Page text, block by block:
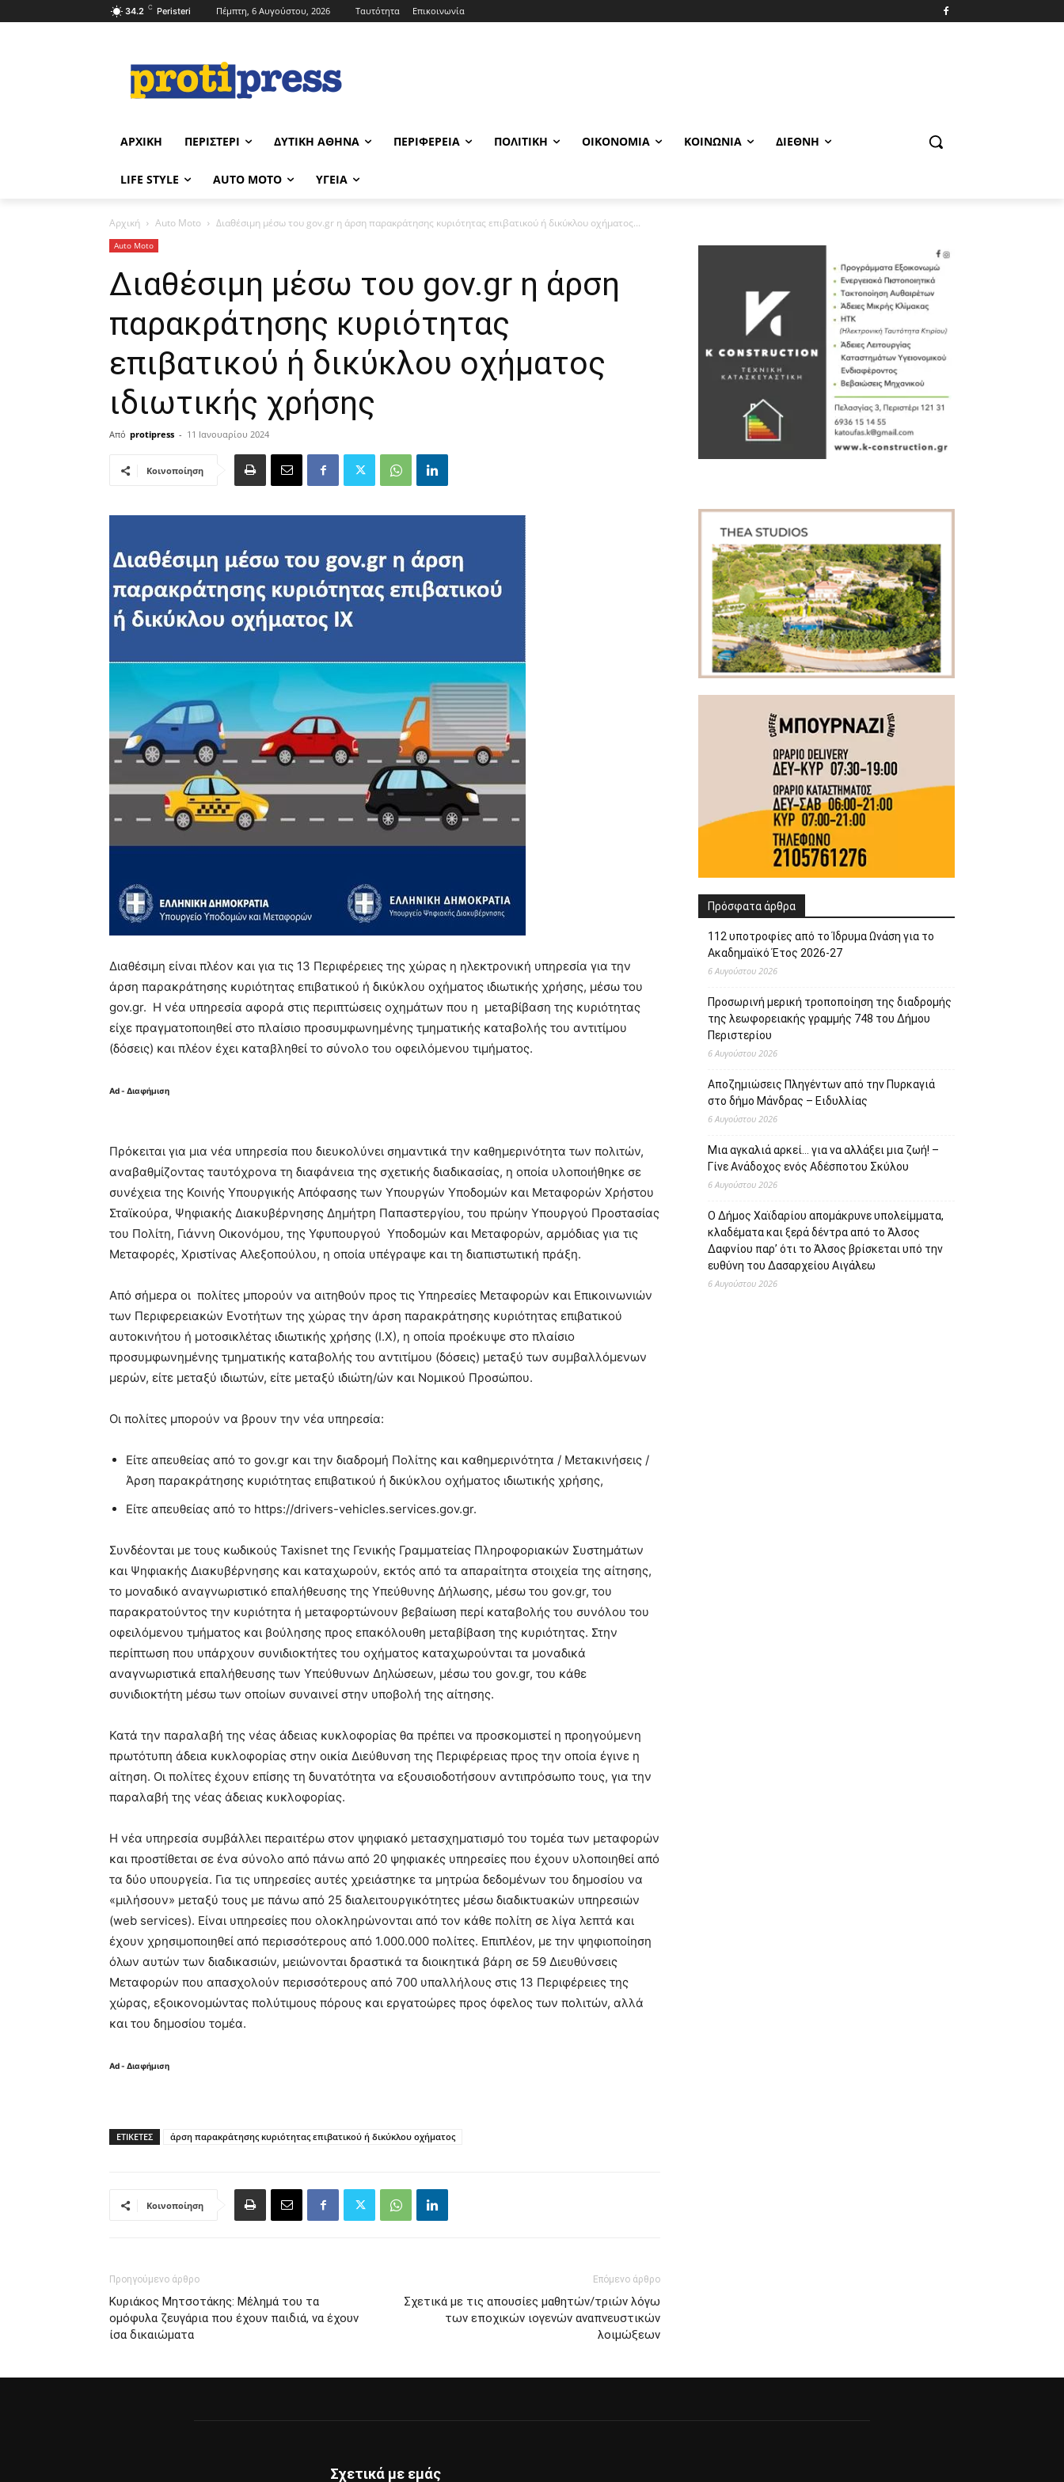
34.2 C Peristeri Πέμπτη, 6 Αυγούστου, 2026 Ταυτότητα Επικοινωνία
ΑΡΧΙΚΉ ΠΕΡΙΣΤΈΡΙ ΔΥΤΙΚΉ ΑΘΉΝΑ ΠΕΡΙΦΈΡΕΙΑ ΠΟΛΙΤΙΚΉ ΟΙΚΟΝΟΜΊΑ ΚΟΙΝΩΝΊΑ ΔΙΕΘΝΉ
LIFE STYLE AUTO MOTO ΥΓΕΊΑ
Αρχική Auto Moto Διαθέσιμη μέσω του gov.gr η άρση παρακράτησης κυριότητας επιβατικού ή δικύκλου οχήματος...
Auto Moto
Διαθέσιμη μέσω του gov.gr η άρση
παρακράτησης κυριότητας
επιβατικού ή δικύκλου οχήματος
ιδιωτικής χρήσης
Από protipress - 11 Ιανουαρίου 2024
Κοινοποίηση
Διαθέσιμη είναι πλέον και για τις 13 Περιφέρειες της χώρας η ηλεκτρονική υπηρεσία για την
άρση παρακράτησης κυριότητας επιβατικού ή δικύκλου οχήματος ιδιωτικής χρήσης, μέσω του
gov.gr. Η νέα υπηρεσία αφορά στις περιπτώσεις οχημάτων που η μεταβίβαση της κυριότητας
είχε πραγματοποιηθεί στο πλαίσιο προσυμφωνημένης τμηματικής καταβολής του αντιτίμου
(δόσεις) και πλέον έχει καταβληθεί το σύνολο του οφειλόμενου τιμήματος.
Ad - Διαφήμιση
Πρόκειται για μια νέα υπηρεσία που διευκολύνει σημαντικά την καθημερινότητα των πολιτών,
αναβαθμίζοντας ταυτόχρονα τη διαφάνεια της σχετικής διαδικασίας, η οποία υλοποιήθηκε σε
συνέχεια της Κοινής Υπουργικής Απόφασης των Υπουργών Υποδομών και Μεταφορών Χρήστου
Σταϊκούρα, Ψηφιακής Διακυβέρνησης Δημήτρη Παπαστεργίου, του πρώην Υπουργού Προστασίας
του Πολίτη, Γιάννη Οικονόμου, της Υφυπουργού Υποδομών και Μεταφορών, αρμόδιας για τις
Μεταφορές, Χριστίνας Αλεξοπούλου, η οποία υπέγραψε και τη διαπιστωτική πράξη.
Από σήμερα οι πολίτες μπορούν να αιτηθούν προς τις Υπηρεσίες Μεταφορών και Επικοινωνιών
των Περιφερειακών Ενοτήτων της χώρας την άρση παρακράτησης κυριότητας επιβατικού
αυτοκινήτου ή μοτοσικλέτας ιδιωτικής χρήσης (Ι.Χ), η οποία προέκυψε στο πλαίσιο
προσυμφωνημένης τμηματικής καταβολής του αντιτίμου (δόσεις) μεταξύ των συμβαλλόμενων
μερών, είτε μεταξύ ιδιωτών, είτε μεταξύ ιδιώτη/ών και Νομικού Προσώπου.
Οι πολίτες μπορούν να βρουν την νέα υπηρεσία:
Είτε απευθείας από το gov.gr και την διαδρομή Πολίτης και καθημερινότητα / Μετακινήσεις /
Άρση παρακράτησης κυριότητας επιβατικού ή δικύκλου οχήματος ιδιωτικής χρήσης,
Είτε απευθείας από το https://drivers-vehicles.services.gov.gr.
Συνδέονται με τους κωδικούς Taxisnet της Γενικής Γραμματείας Πληροφοριακών Συστημάτων
και Ψηφιακής Διακυβέρνησης και καταχωρούν, εκτός από τα απαραίτητα στοιχεία της αίτησης,
το μοναδικό αναγνωριστικό επαλήθευσης της Υπεύθυνης Δήλωσης, μέσω του gov.gr, του
παρακρατούντος την κυριότητα ή μεταφορτώνουν βεβαίωση περί καταβολής του συνόλου του
οφειλόμενου τμήματος και βούλησης προς επακόλουθη μεταβίβαση της κυριότητας. Στην
περίπτωση που υπάρχουν συνιδιοκτήτες του οχήματος καταχωρούνται τα μοναδικά
αναγνωριστικά επαλήθευσης των Υπεύθυνων Δηλώσεων, μέσω του gov.gr, του κάθε
συνιδιοκτήτη μέσω των οποίων συναινεί στην υποβολή της αίτησης.
Κατά την παραλαβή της νέας άδειας κυκλοφορίας θα πρέπει να προσκομιστεί η προηγούμενη
πρωτότυπη άδεια κυκλοφορίας στην οικία Διεύθυνση της Περιφέρειας προς την οποία έγινε η
αίτηση. Οι πολίτες έχουν επίσης τη δυνατότητα να εξουσιοδοτήσουν αντιπρόσωπο τους, για την
παραλαβή της νέας άδειας κυκλοφορίας.
Η νέα υπηρεσία συμβάλλει περαιτέρω στον ψηφιακό μετασχηματισμό του τομέα των μεταφορών
και προστίθεται σε ένα σύνολο από πάνω από 20 ψηφιακές υπηρεσίες που έχουν υλοποιηθεί από
τα δύο υπουργεία. Για τις υπηρεσίες αυτές χρειάστηκε τα μητρώα δεδομένων του δημοσίου να
«μιλήσουν» μεταξύ τους με πάνω από 25 διαλειτουργικότητες μέσω διαδικτυακών υπηρεσιών
(web services). Είναι υπηρεσίες που ολοκληρώνονται από τον κάθε πολίτη σε λίγα λεπτά και
έχουν χρησιμοποιηθεί από περισσότερους από 1.000.000 πολίτες. Επιπλέον, με την ψηφιοποίηση
όλων αυτών των διαδικασιών, μειώνονται δραστικά τα διοικητικά βάρη σε 59 Διευθύνσεις
Μεταφορών που απασχολούν περισσότερους από 700 υπαλλήλους στις 13 Περιφέρειες της
χώρας, εξοικονομώντας πολύτιμους πόρους και εργατοώρες προς όφελος των πολιτών, αλλά
και του δημοσίου τομέα.
Ad - Διαφήμιση
ΕΤΙΚΈΤΕΣ άρση παρακράτησης κυριότητας επιβατικού ή δικύκλου οχήματος
Κοινοποίηση
Προηγούμενο άρθρο
Κυριάκος Μητσοτάκης: Μέλημά του τα
ομόφυλα ζευγάρια που έχουν παιδιά, να έχουν
ίσα δικαιώματα
Επόμενο άρθρο
Σχετικά με τις απουσίες μαθητών/τριών λόγω
των εποχικών ιογενών αναπνευστικών
λοιμώξεων
Πρόσφατα άρθρα
112 υποτροφίες από το Ίδρυμα Ωνάση για το
Ακαδημαϊκό Έτος 2026-27
6 Αυγούστου 2026
Προσωρινή μερική τροποποίηση της διαδρομής
της λεωφορειακής γραμμής 748 του Δήμου
Περιστερίου
6 Αυγούστου 2026
Αποζημιώσεις Πληγέντων από την Πυρκαγιά
στο δήμο Μάνδρας – Ειδυλλίας
6 Αυγούστου 2026
Μια αγκαλιά αρκεί… για να αλλάξει μια ζωή! –
Γίνε Ανάδοχος ενός Αδέσποτου Σκύλου
6 Αυγούστου 2026
Ο Δήμος Χαϊδαρίου απομάκρυνε υπολείμματα,
κλαδέματα και ξερά δέντρα από το Άλσος
Δαφνίου παρ’ ότι το Άλσος βρίσκεται υπό την
ευθύνη του Δασαρχείου Αιγάλεω
6 Αυγούστου 2026
Σχετικά με εμάς